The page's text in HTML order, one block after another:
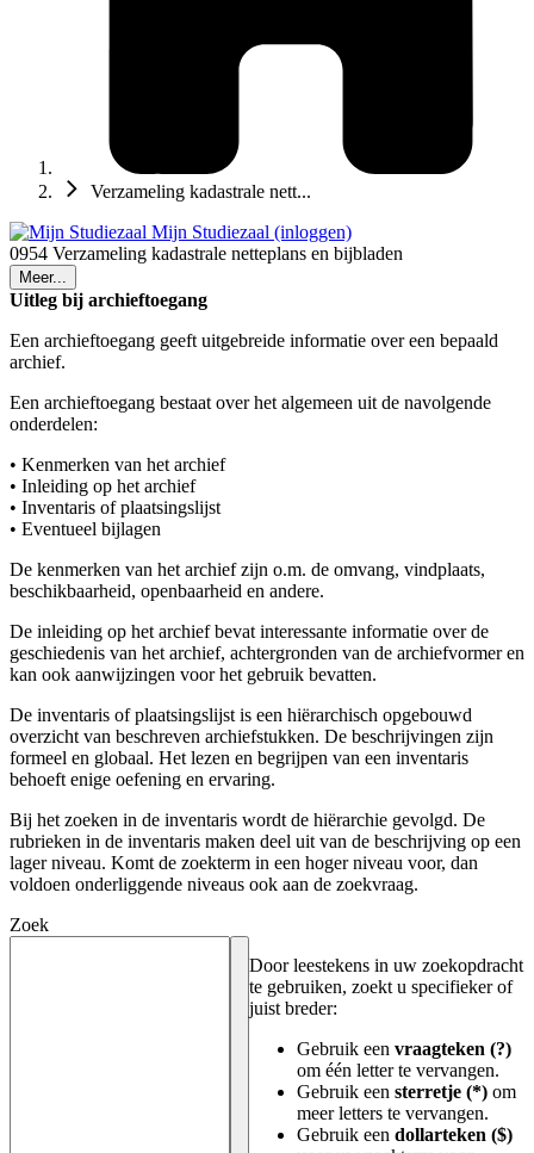
Verzameling kadastrale nett...
Mijn Studiezaal (inloggen)
0954 Verzameling kadastrale netteplans en bijbladen
Meer...
Uitleg bij archieftoegang
Een archieftoegang geeft uitgebreide informatie over een bepaald
archief.
Een archieftoegang bestaat over het algemeen uit de navolgende
onderdelen:
• Kenmerken van het archief
• Inleiding op het archief
• Inventaris of plaatsingslijst
• Eventueel bijlagen
De kenmerken van het archief zijn o.m. de omvang, vindplaats,
beschikbaarheid, openbaarheid en andere.
De inleiding op het archief bevat interessante informatie over de
geschiedenis van het archief, achtergronden van de archiefvormer en
kan ook aanwijzingen voor het gebruik bevatten.
De inventaris of plaatsingslijst is een hiërarchisch opgebouwd
overzicht van beschreven archiefstukken. De beschrijvingen zijn
formeel en globaal. Het lezen en begrijpen van een inventaris
behoeft enige oefening en ervaring.
Bij het zoeken in de inventaris wordt de hiërarchie gevolgd. De
rubrieken in de inventaris maken deel uit van de beschrijving op een
lager niveau. Komt de zoekterm in een hoger niveau voor, dan
voldoen onderliggende niveaus ook aan de zoekvraag.
Zoek
Door leestekens in uw zoekopdracht
te gebruiken, zoekt u specifieker of
juist breder:
Gebruik een vraagteken (?)
om één letter te vervangen.
Gebruik een sterretje (*) om
meer letters te vervangen.
Gebruik een dollarteken ($)